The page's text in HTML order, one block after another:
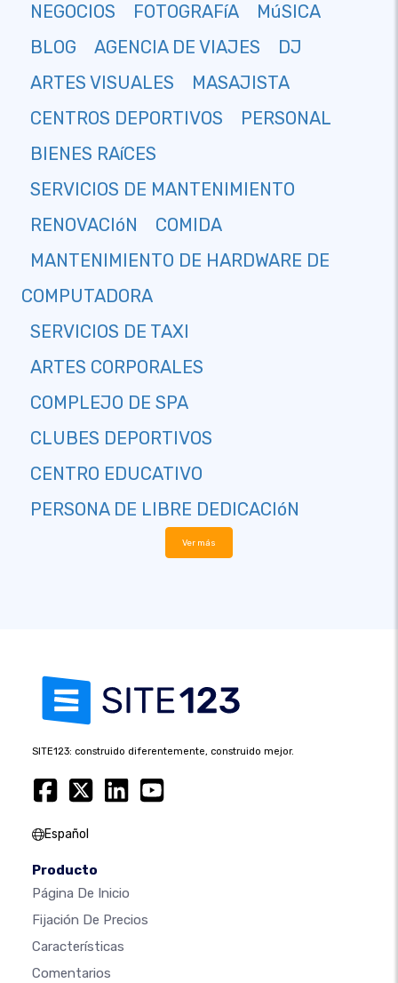
NEGOCIOS FOTOGRAFíA
MúSICA
BLOG
AGENCIA DE VIAJES
DJ
ARTES VISUALES
MASAJISTA
CENTROS DEPORTIVOS
PERSONAL
BIENES RAíCES
SERVICIOS DE MANTENIMIENTO
RENOVACIóN
COMIDA
MANTENIMIENTO DE HARDWARE DE
COMPUTADORA
SERVICIOS DE TAXI
ARTES CORPORALES
COMPLEJO DE SPA
CLUBES DEPORTIVOS
CENTRO EDUCATIVO
PERSONA DE LIBRE DEDICACIóN
Ver más
SITE123: construido diferentemente, construido mejor.
Español
Producto
Página De Inicio
Fijación De Precios
Características
Comentarios